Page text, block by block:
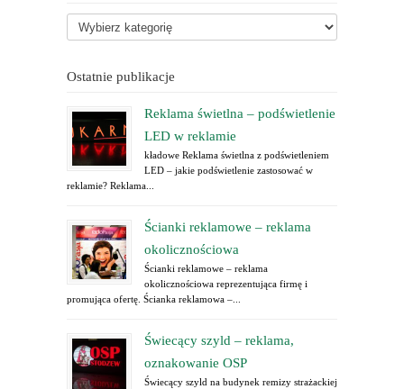
Ostatnie publikacje
Reklama świetlna – podświetlenie
LED w reklamie
kładowe Reklama świetlna z podświetleniem
LED – jakie podświetlenie zastosować w
reklamie? Reklama...
Ścianki reklamowe – reklama
okolicznościowa
Ścianki reklamowe – reklama
okolicznościowa reprezentująca firmę i
promująca ofertę. Ścianka reklamowa –...
Świecący szyld – reklama,
oznakowanie OSP
Świecący szyld na budynek remizy strażackiej